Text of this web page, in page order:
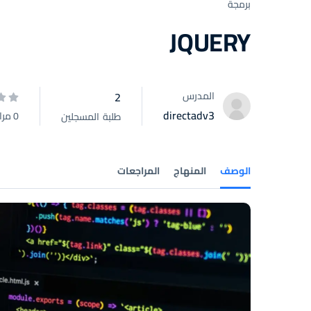
برمجة
JQUERY
المدرس
directadv3
2
طلبة المسجلين 0 مراجعة
الوصف المنهاج المراجعات